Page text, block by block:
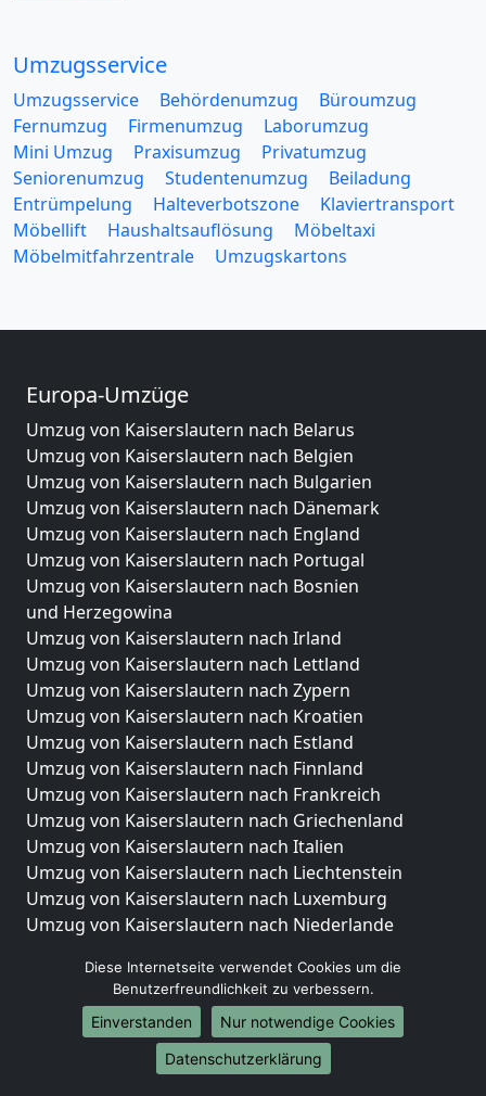
Umzugsservice
Umzugsservice Behördenumzug
Büroumzug
Fernumzug
Firmenumzug
Laborumzug
Mini Umzug
Praxisumzug
Privatumzug
Seniorenumzug
Studentenumzug
Beiladung
Entrümpelung
Halteverbotszone
Klaviertransport
Möbellift
Haushaltsauflösung
Möbeltaxi
Möbelmitfahrzentrale
Umzugskartons
Europa-Umzüge
Umzug von Kaiserslautern nach Belarus
Umzug von Kaiserslautern nach Belgien
Umzug von Kaiserslautern nach Bulgarien
Umzug von Kaiserslautern nach Dänemark
Umzug von Kaiserslautern nach England
Umzug von Kaiserslautern nach Portugal
Umzug von Kaiserslautern nach Bosnien
und Herzegowina
Umzug von Kaiserslautern nach Irland
Umzug von Kaiserslautern nach Lettland
Umzug von Kaiserslautern nach Zypern
Umzug von Kaiserslautern nach Kroatien
Umzug von Kaiserslautern nach Estland
Umzug von Kaiserslautern nach Finnland
Umzug von Kaiserslautern nach Frankreich
Umzug von Kaiserslautern nach Griechenland
Umzug von Kaiserslautern nach Italien
Umzug von Kaiserslautern nach Liechtenstein
Umzug von Kaiserslautern nach Luxemburg
Umzug von Kaiserslautern nach Niederlande
Umzüge-Deutschlandweit
Umzug von Kaiserslautern nach Berlin
Umzug von Kaiserslautern nach Hamburg
Umzug von Kaiserslautern nach München
Diese Internetseite verwendet Cookies um die
Benutzerfreundlichkeit zu verbessern.
Einverstanden
Nur notwendige Cookies
Datenschutzerklärung